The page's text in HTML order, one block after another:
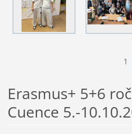
1
Erasmus+ 5+6
Cuence 5.-